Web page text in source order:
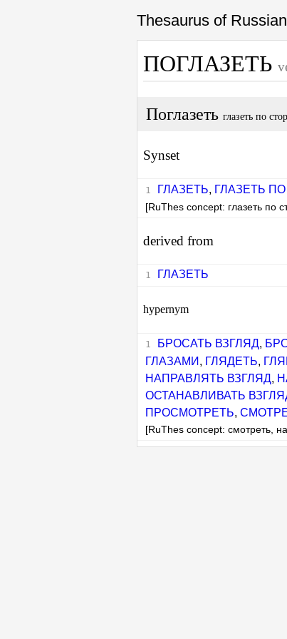
Thesaurus of
ПОГЛАЗЕТЬ
Поглазеть глазеть по
Synset
ГЛАЗЕТЬ, ГЛАЗЕТЬ
[RuThes concept: глазеть по
derived from
ГЛАЗЕТЬ
hypernym
БРОСАТЬ ВЗГЛЯД,
ГЛАЗАМИ , ГЛЯДЕТЬ,
НАПРАВЛЯТЬ ВЗГЛЯД,
ОСТАНАВЛИВАТЬ
ПРОСМОТРЕТЬ,
[RuThes concept: смотреть,